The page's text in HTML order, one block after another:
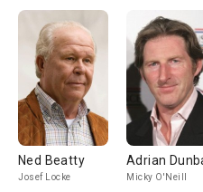
Ned Beatty
Josef Locke
Adrian
Micky O'Neill